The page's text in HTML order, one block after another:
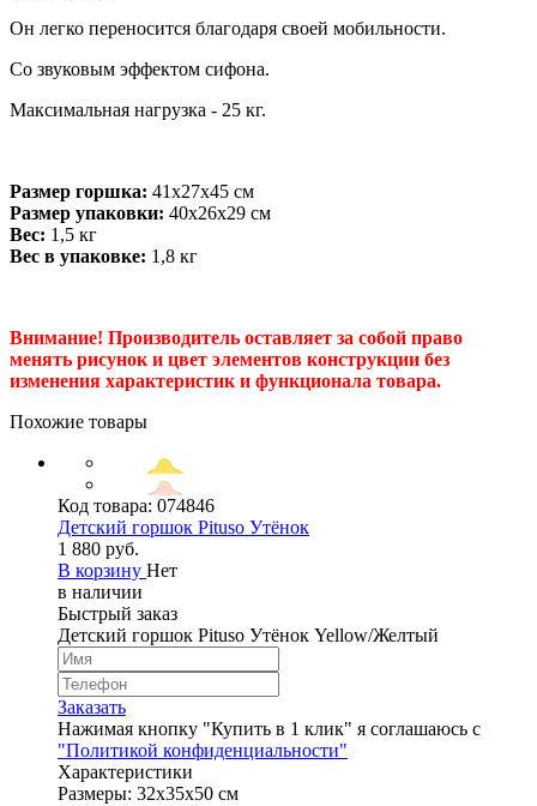
Он легко переносится благодаря своей мобильности.
Со звуковым эффектом сифона.
Максимальная нагрузка - 25 кг.
Размер горшка: 41х27х45 см
Размер упаковки: 40х26х29 см
Вес: 1,5 кг
Вес в упаковке: 1,8 кг
Внимание! Производитель оставляет за собой право
менять рисунок и цвет элементов конструкции без
изменения характеристик и функционала товара.
Похожие товары
Код товара: 074846
Детский горшок Pituso Утёнок
1 880 руб.
В корзину Нет
в наличии
Быстрый заказ
Детский горшок Pituso Утёнок Yellow/Желтый
Заказать
Нажимая кнопку "Купить в 1 клик" я соглашаюсь с
"Политикой конфиденциальности"
Характеристики
Размеры: 32х35х50 см